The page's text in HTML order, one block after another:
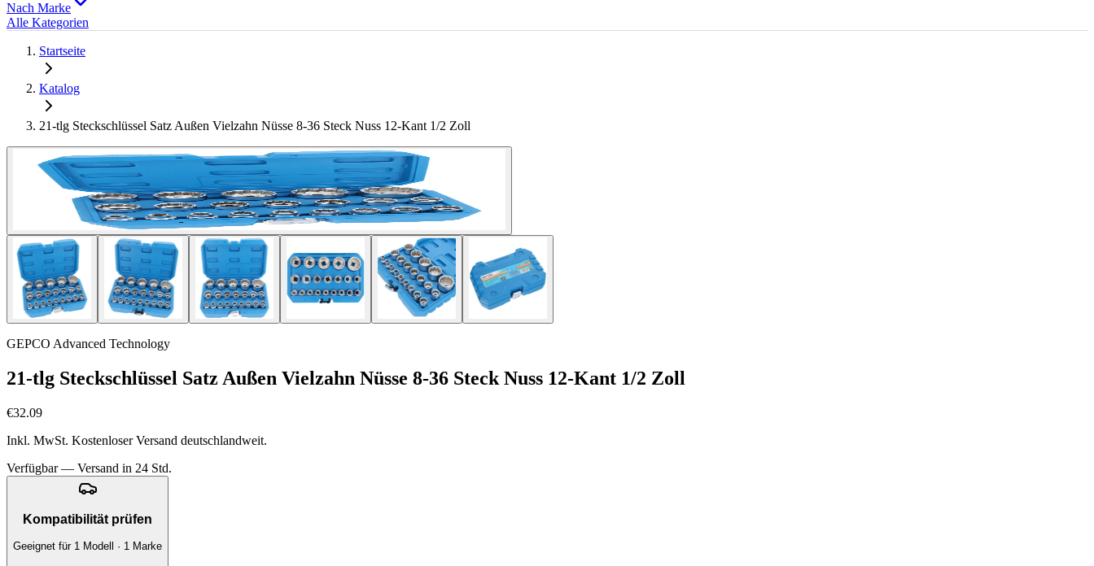
Nach Marke
Alle Kategorien
Startseite
Katalog
21-tlg Steckschlüssel Satz Außen Vielzahn Nüsse 8-36 Steck Nuss 12-Kant 1/2 Zoll
GEPCO Advanced Technology
21-tlg Steckschlüssel Satz Außen Vielzahn Nüsse 8-36 Steck Nuss 12-Kant 1/2 Zoll
€32.09
Inkl. MwSt. Kostenloser Versand deutschlandweit.
Verfügbar — Versand in 24 Std.
Kompatibilität prüfen
Geeignet für 1 Modell · 1 Marke